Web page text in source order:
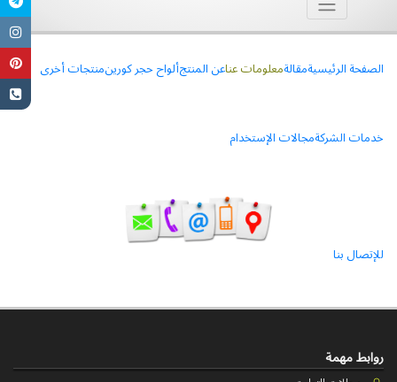
الصفحة الرئيسيةمقالةمعلومات عناعن المنتجألواح حجر کورینمنتجات أخری
خدمات الشرکةمجالات الإستخدام
للإتصال بنا
روابط مهمة